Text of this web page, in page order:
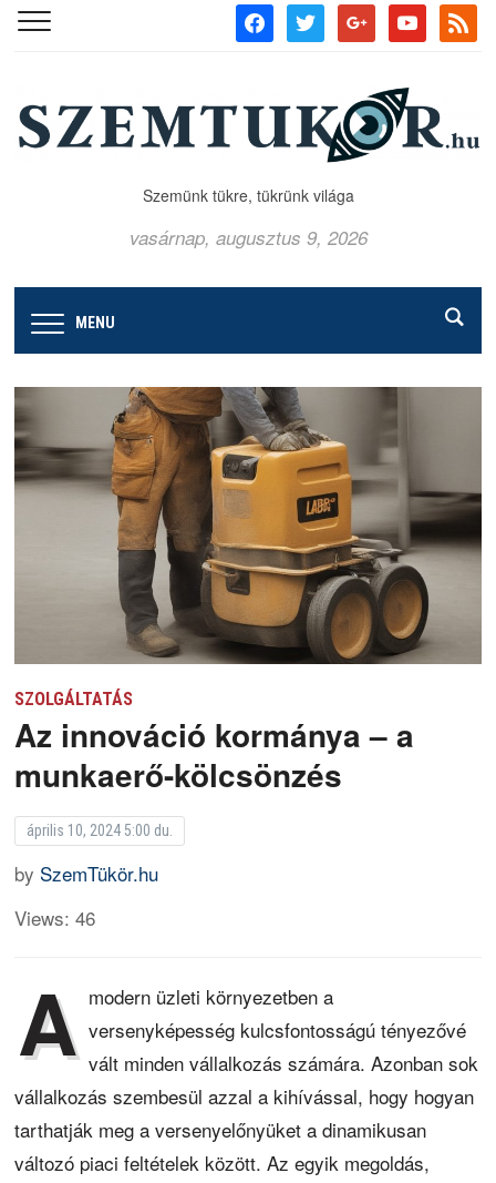
facebooktwitter google youtube rss
Szemünk tükre, tükrünk világa
vasárnap, augusztus 9, 2026
MENU
SZOLGÁLTATÁS
Az innováció kormánya – a
munkaerő-kölcsönzés
április 10, 2024 5:00 du.
by SzemTükör.hu
Views: 46
A modern üzleti környezetben a
versenyképesség kulcsfontosságú tényezővé
vált minden vállalkozás számára. Azonban sok
vállalkozás szembesül azzal a kihívással, hogy hogyan
tarthatják meg a versenyelőnyüket a dinamikusan
változó piaci feltételek között. Az egyik megoldás,